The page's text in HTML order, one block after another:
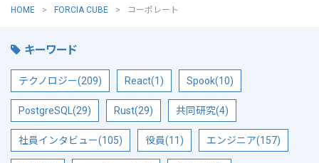
HOME FORCIA CUBE コーポレート
キーワード
テクノロジー(209) React(1) Spook(10)
PostgreSQL(29) Rust(29) 共同研究(4)
社員インタビュー(105) 役員(11) エンジニア(157)